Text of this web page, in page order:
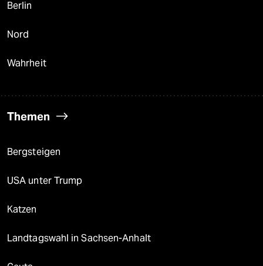
Berlin
Nord
Wahrheit
Themen
Bergsteigen
USA unter Trump
Katzen
Landtagswahl in Sachsen-Anhalt